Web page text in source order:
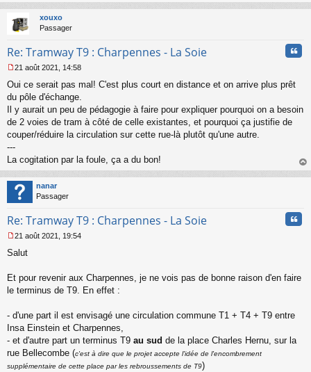
au
xouxo
Passager
Re: Tramway T9 : Charpennes - La Soie
e
s
s
a
g
e
n
o
n
l
u
21 août 2021, 14:58
Oui ce serait pas mal! C'est plus court en distance et on arrive plus prêt
du pôle d'échange.
Il y aurait un peu de pédagogie à faire pour expliquer pourquoi on a besoin
de 2 voies de tram à côté de celle existantes, et pourquoi ça justifie de
couper/réduire la circulation sur cette rue-là plutôt qu'une autre.
---
La cogitation par la foule, ça a du bon!
au
nanar
Passager
Re: Tramway T9 : Charpennes - La Soie
e
s
g
n
o
n
u
21 août 2021, 19:54
Salut
Et pour revenir aux Charpennes, je ne vois pas de bonne raison d'en faire
le terminus de T9. En effet :
- d'une part il est envisagé une circulation commune T1 + T4 + T9 entre
Insa Einstein et Charpennes,
- et d'autre part un terminus T9 au sud de la place Charles Hernu, sur la
rue Bellecombe (c'est à dire que le projet accepte l'idée de l'encombrement
supplémentaire de cette place par les rebroussements de T9)